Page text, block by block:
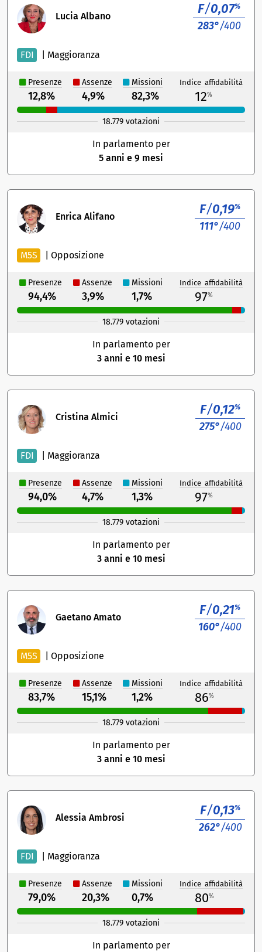
Lucia Albano F/0,07%
283°/400
FDI Maggioranza
Presenze Assenze Missioni Indice affidabilità
12,8% 4,9% 82,3% 12%
18.779 votazioni
In parlamento per
5 anni e 9 mesi
Enrica Alifano F/0,19%
111°/400
M5S |Opposizione
Presenze Assenze Missioni Indice affidabilità
94,4% 3,9% 1,7% 97%
18.779 votazioni
In parlamento per
3 anni e 10 mesi
Cristina Almici F/0,12%
275°/400
FDI Maggioranza
Presenze Assenze Missioni Indice affidabilità
94,0% 4,7% 1,3% 97%
18.779 votazioni
In parlamento per
3 anni e 10 mesi
Gaetano Amato F/0,21%
160°/400
M5S |Opposizione
Presenze Assenze Missioni Indice affidabilità
83,7% 15,1% 1,2% 86%
18.779 votazioni
In parlamento per
3 anni e 10 mesi
Alessia Ambrosi F/0,13%
262°/400
FDI Maggioranza
Presenze Assenze Missioni Indice affidabilità
79,0% 20,3% 0,7% 80%
18.779 votazioni
In parlamento per